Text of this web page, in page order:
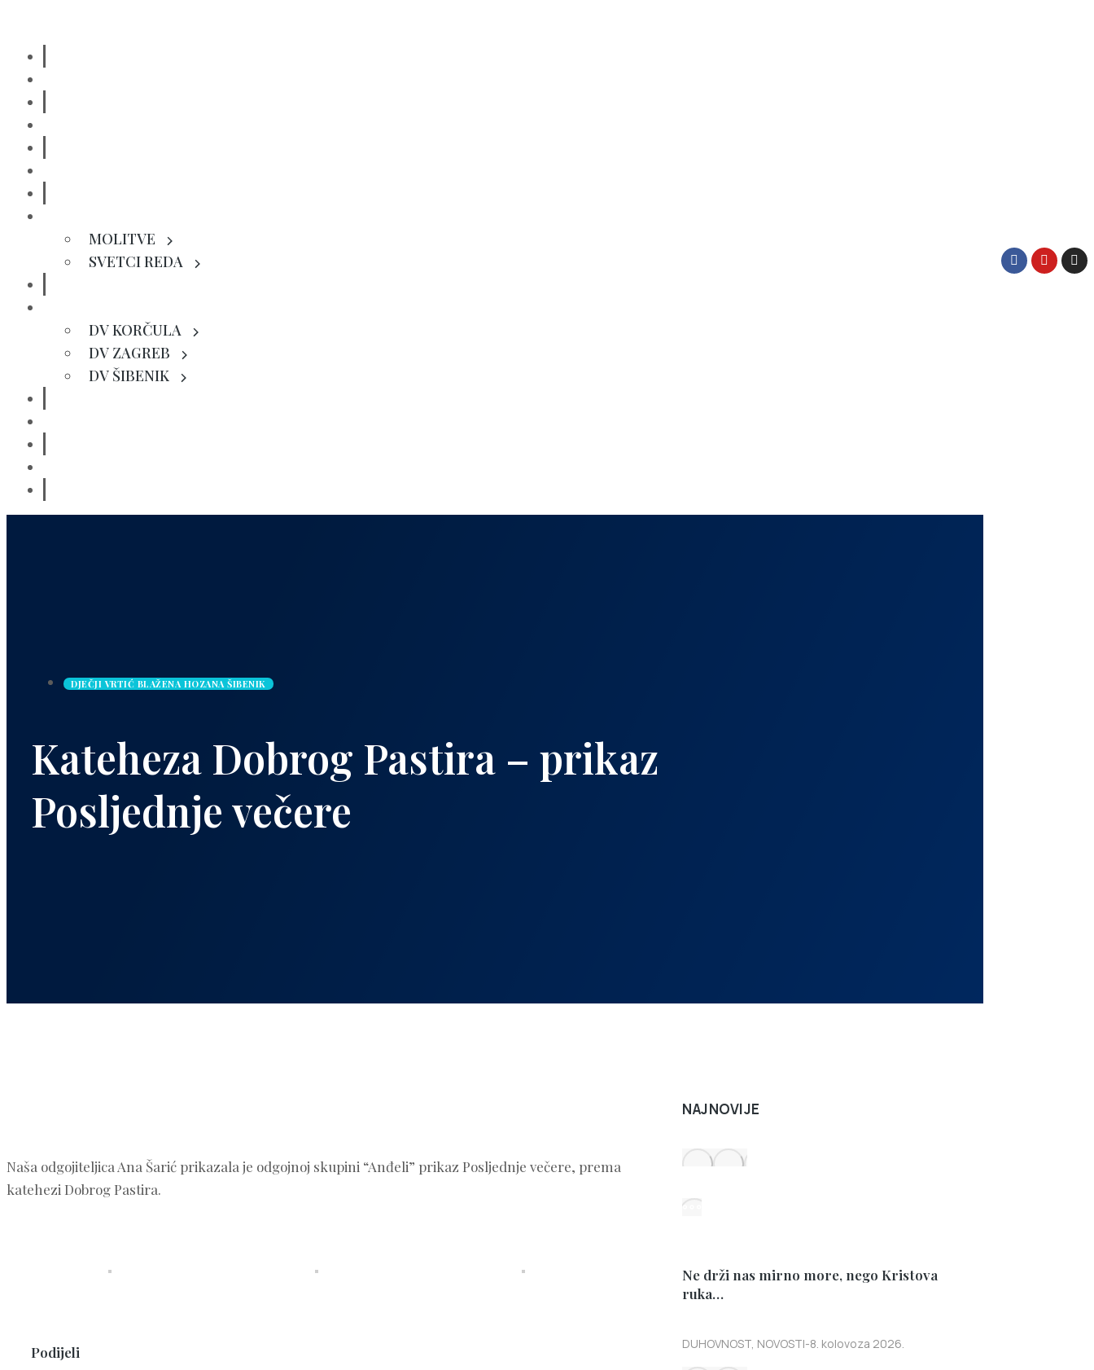
MOLITVE
SVETCI REDA
DV KORČULA
DV ZAGREB
DV ŠIBENIK
DJEČJI VRTIĆ BLAŽENA HOZANA ŠIBENIK
Kateheza Dobrog Pastira – prikaz
Posljednje večere
Naša odgojiteljica Ana Šarić prikazala je odgojnoj skupini “Anđeli” prikaz Posljednje večere, prema
katehezi Dobrog Pastira.
Podijeli
NAJNOVIJE
Ne drži nas mirno more, nego Kristova
ruka…
DUHOVNOST NOVOSTI 8. kolovoza 2026.